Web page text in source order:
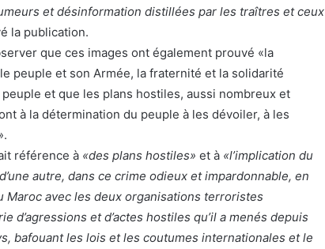
et désinformation distillées par les traîtres et ceux
la publication.
que ces images ont également prouvé «la
peuple et son Armée, la fraternité et la solidarité
et que les plans hostiles, aussi nombreux et
à la détermination du peuple à les dévoiler, à les
référence à «des plans hostiles» et à «l’implication du
autre, dans ce crime odieux et impardonnable, en
avec les deux organisations terroristes
d’agressions et d’actes hostiles qu’il a menés depuis
bafouant les lois et les coutumes internationales et le